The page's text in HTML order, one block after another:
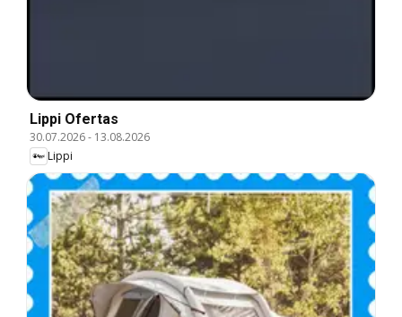
Lippi Ofertas
30.07.2026- 13.08.2026
Lippi